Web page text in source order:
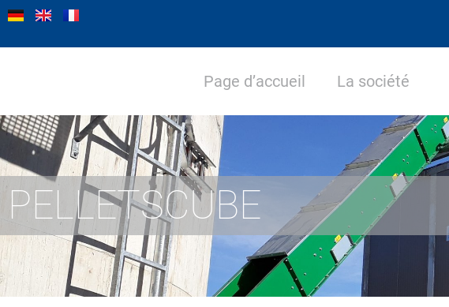
Page d’accueil La société
PELLETSCUBE